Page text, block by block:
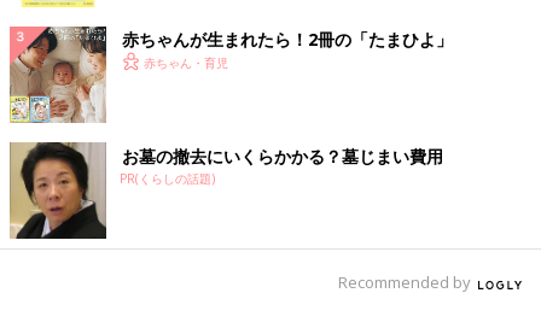
赤ちゃんが生まれたら！2冊の「たまひよ」
赤ちゃん・育児
お墓の撤去にいくらかかる？墓じまい費用
PR(くらしの話題)
Recommended by